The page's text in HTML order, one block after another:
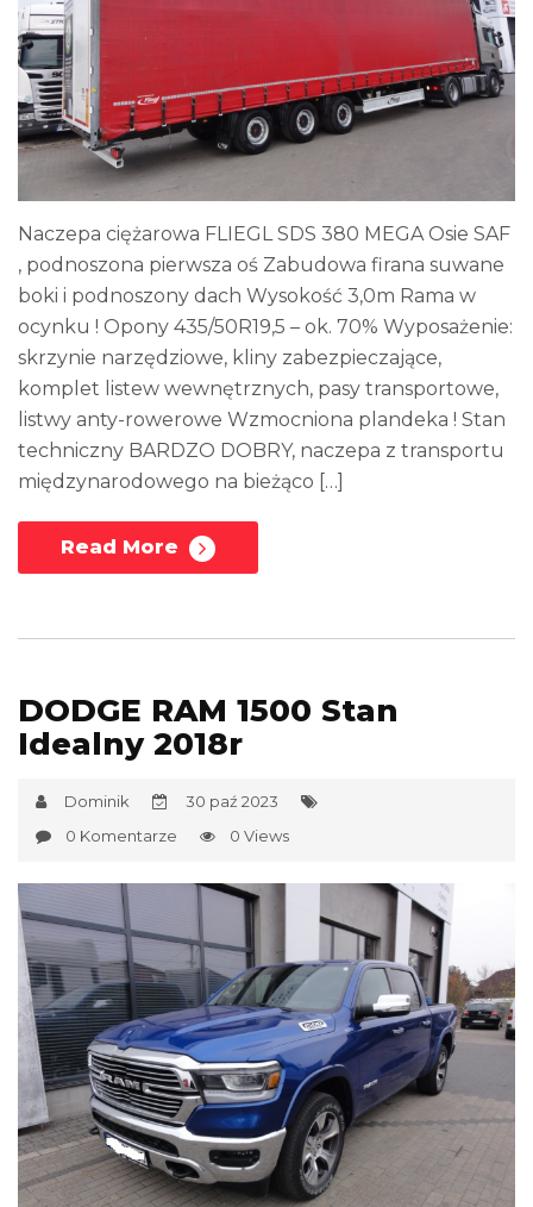
Naczepa ciężarowa FLIEGL SDS 380 MEGA Osie SAF
, podnoszona pierwsza oś Zabudowa firana suwane
boki i podnoszony dach Wysokość 3,0m Rama w
ocynku ! Opony 435/50R19,5 – ok. 70% Wyposażenie:
skrzynie narzędziowe, kliny zabezpieczające,
komplet listew wewnętrznych, pasy transportowe,
listwy anty-rowerowe Wzmocniona plandeka ! Stan
techniczny BARDZO DOBRY, naczepa z transportu
międzynarodowego na bieżąco […]
Read More
DODGE RAM 1500 Stan
Idealny 2018r
Dominik
30 paź 2023
0 Komentarze
0 Views